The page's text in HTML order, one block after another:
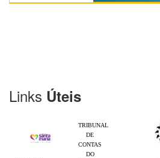
Links Úteis
TRIBUNAL
DE
CONTAS
DO